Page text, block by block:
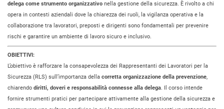
delega come strumento organizzativo nella gestione della sicurezza. È rivolto a chi
opera in contesti aziendali dove la chiarezza dei ruoli, la vigilanza operativa e la
collaborazione tra lavoratori, preposti e dirigenti sono fondamentali per prevenire
rischi e garantire un ambiente di lavoro sicuro e inclusivo.
OBIETTIVI:
L’obiettivo è rafforzare la consapevolezza dei Rappresentanti dei Lavoratori per la
Sicurezza (RLS) sull’importanza della corretta organizzazione della prevenzione,
chiarendo diritti, doveri e responsabilità connesse alla delega. Il corso intende
fornire strumenti pratici per partecipare attivamente alla gestione della sicurezza e